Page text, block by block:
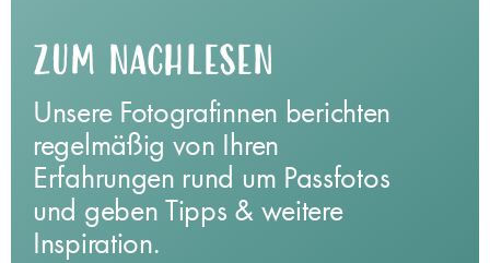
ZUM NACHLESEN
Unsere Fotografinnen berichten
regelmäßig von Ihren
Erfahrungen rund um Passfotos
und geben Tipps & weitere
Inspiration.